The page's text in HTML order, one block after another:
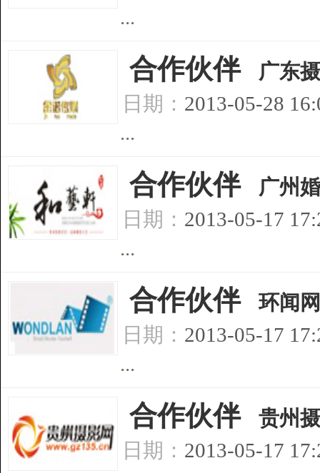
...
合作伙伴]
广东
日期： 2013-05-28
...
合作伙伴]
广州
日期： 2013-05-17
...
合作伙伴]
环闻网
日期： 2013-05-17
...
合作伙伴]
贵州
日期： 2013-05-17